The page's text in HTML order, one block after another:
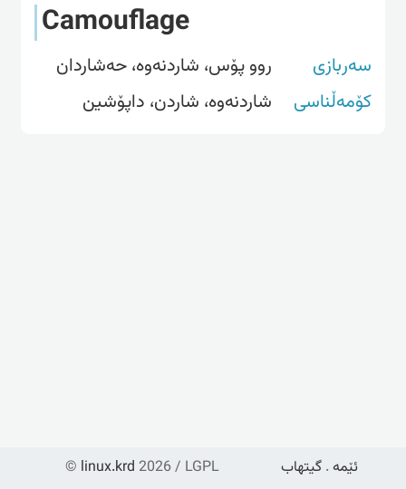
Camouflage
سەربازی
روو پۆس، شاردنەوە، حەشاردان
کۆمەڵناسی
شاردنەوە، شاردن، داپۆشین
© linux.krd 2026 / LGPL ئێمە . گیتهاب